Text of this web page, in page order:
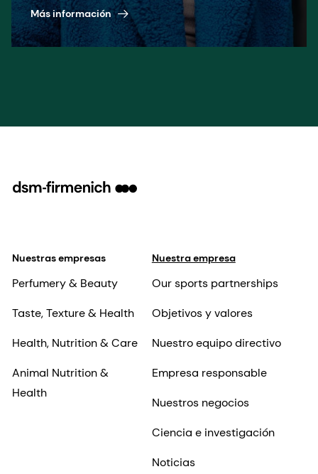
Más información
Nuestras empresas
Perfumery & Beauty
Taste, Texture & Health
Health, Nutrition & Care
Animal Nutrition &
Health
Nuestra empresa
Our sports partnerships
Objetivos y valores
Nuestro equipo directivo
Empresa responsable
Nuestros negocios
Ciencia e investigación
Noticias